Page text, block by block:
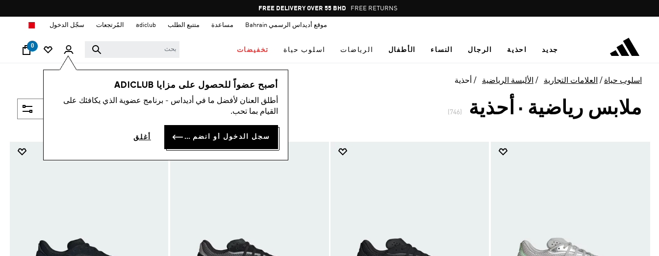
Pause
promotion
FREE DELIVERY OVER 55 BHD FREE RETURNS
موقع أديداس الرسمي Bahrain مساعدة متتبع الطلب adiclub المُرتجعات سجّل الدخول
جديد احذية الرجال النساء الأطفال الرياضات اسلوب حياة تخفيضات
0
أصبح عضواً للحصول على مزايا ADICLUB
أطلق العنان لأفضل ما في أديداس - برنامج عضوية الذي يكافئك على
القيام بما تحب.
سجل الدخول أو انضم الآن أغلق
اسلوب حياة العلامات التجارية الألبسة الرياضية أحذية
ملابس رياضية · أحذية